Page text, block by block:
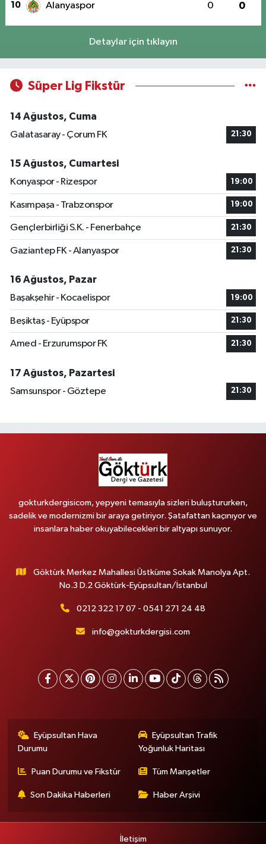
10 Alanyaspor 0 0
Detaylar için tıklayın
Süper Lig Fikstür
14 Ağustos, Cuma
Galatasaray - Çorum FK
21:30
15 Ağustos, Cumartesi
Konyaspor - Rizespor
19:00
Kasımpaşa - Trabzonspor 19:00
Gençlerbirliği S.K. - Fenerbahçe 21:30
Gaziantep FK - Alanyaspor 21:30
16 Ağustos, Pazar
Başakşehir - Kocaelispor
19:00
Beşiktaş - Eyüpspor 21:30
Amed - Erzurumspor FK 21:30
17 Ağustos, Pazartesi
Samsunspor - Göztepe
21:30
gokturkdergisicom, yepyeni temasıyla sizleri buluştururken,
sadelik ve modernizmi bir araya getiriyor. Şatafattan kaçınıyor ve
insanlara haber okuyabilecekleri bir altyapı sunuyor.
Göktürk Merkez Mahallesi Üstküme Sokak Manolya Apt.
No.3 D.2 Göktürk-Eyüpsultan/İstanbul
0212 322 17 07 - 0541 271 24 48
info@gokturkdergisi.com
Eyüpsultan Hava
Durumu
Eyüpsultan Trafik
Yoğunluk Haritası
Puan Durumu ve Fikstür Tüm Manşetler
Son Dakika Haberleri Haber Arşivi
İletişim